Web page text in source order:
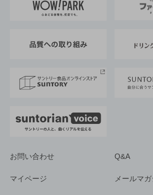
地域情報
サントリーサンバーズ大阪
サントリーが考えるサステナビリテ
企業概要
採用情報
お問い合わせ Q&A
マイページ メールマ